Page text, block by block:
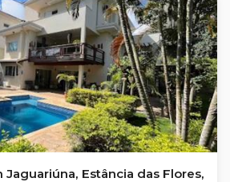
Jaguariúna, Estância das Flores,